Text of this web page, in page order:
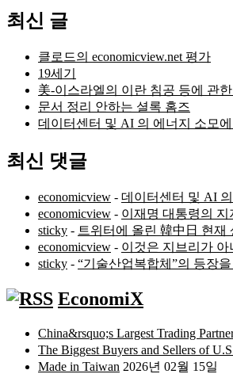
최신 글
클로드의 economicview.net 평가
19세기
美-이스라엘의 이란 침공 등에 관
문서 정리 안하는 셜록 홈즈
데이터센터 및 AI 의 에너지 소모
최신 댓글
economicview - 데이터센터 및 AI
economicview - 이재명 대통령의
sticky - 트위터에 올린 韓中日 현재
economicview - 이것은 지브리가 아
sticky - “기술산업복합체”의 등장
EconomiX
China&rsquo;s Largest Trading
The Biggest Buyers and Sellers of
Made in Taiwan 2026년 02월 15일